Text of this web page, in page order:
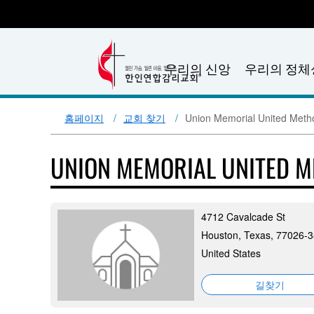
우리의 신앙 우리의 정체
홈페이지 교회 찾기 Union Memorial United
UNION MEMORIAL UNITED
4712 Cavalcade St
Houston, Texas, 77026-
United States
길찾기